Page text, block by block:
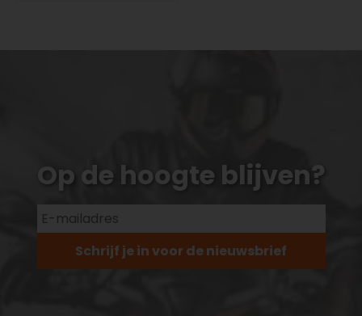
Op de hoogte blijven?
Schrijf je in voor de nieuwsbrief